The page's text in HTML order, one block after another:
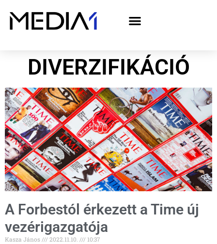
DIVERZIFIKÁCIÓ
A Forbestól érkezett a Time új
vezérigazgatója
Kasza János 2022.11.10. 10:37